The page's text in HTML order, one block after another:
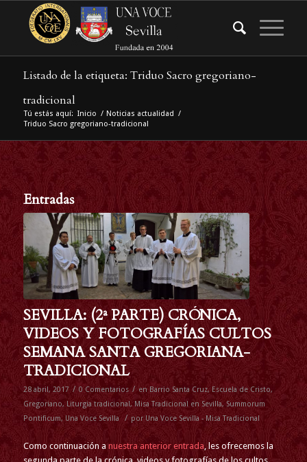
Listado de la etiqueta: Triduo Sacro gregoriano-
tradicional
Tú estás aquí: Inicio / Noticias actualidad /
Triduo Sacro gregoriano-tradicional
Entradas
SEVILLA: (2ª PARTE) CRÓNICA,
VIDEOS Y FOTOGRAFÍAS CULTOS
SEMANA SANTA GREGORIANA-
TRADICIONAL
28 abril, 2017 / 0 Comentarios / en Barrio Santa Cruz, Escuela de Cristo,
Gregoriano, Liturgia tradicional, Misa Tradicional en Sevilla,Summorum
Pontificum, Una Voce Sevilla / por Una Voce Sevilla - Misa Tradicional
Como continuación a nuestra anterior entrada , les ofrecemos la